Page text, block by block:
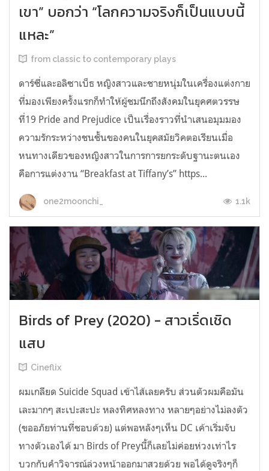
เขา” บอกว่า “โลกความจริงก็เป็นแบบนี้
แหละ”
from classic to contemporary plays
ดาร์ซี่และอลิซาเบ็ธ หญิงสาวและชายหนุ่มในเครื่องแต่งกาย
ที่มองเพียงครั้งแรกก็ทำให้ผู้ชมนึกถึงสังคมในยุคศตวรรษ
ที่19 Pride and Prejudice เป็นเรื่องราวที่นำเสนอมุมมอง
ความรักระหว่างชนชั้นของคนในยุคสมัยวิคตอเรียนเมื่อ
หนทางเดียวของหญิงสาวในการการยกระดับฐานะตนเอง
คือการแต่งงาน “Breakfast at Tiffany’s” https...
one2moonchi_ 1.1k
Birds of Prey (2020) - สาวเริ่ดเชิด
แสบ
Cineflix
ผมเกลียด Suicide Squad เข้าไส้เลยครับ ส่วนตัวผมคือมัน
เละมากๆ สะเปะสะปะ หลงทิศหลงทาง หลายๆอย่างไม่ลงตัว
(ขออภัยท่านที่ชอบด้วย) แต่พอหลังๆเห็น DC เค้าเริ่มจับ
ทางตัวเองได้ มา Birds of Preyนี้ก็เลยไม่ค่อยห่วงเท่าไร
บวกกับคำวิจารณ์ล่วงหน้าออกมาสวยด้วย พอได้ดูจริงๆก็